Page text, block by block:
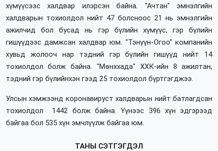
хүмүүсээс халдвар илэрсэн байна. "Ачтан" эмнэлгийн
халдварын тохиолдол нийт 47 болсноос 21 нь эмнэлгийн
ажилчид бол бусад нь гэр бүлийн хүмүүс, гэр бүлийн
гишүүдээс дамжсан халдвар юм. "Тэнүүн-Огоо" компанийн
хувьд жолооч нар тэдний гэр бүлийн гишүүд нийт 14
тохиолдол болж байна. "Мөнххада" ХХК-ийн 8 ажилтан,
тэдний гэр бүлийнхэн гээд 25 тохиолдол бүртгэгджээ.
Улсын хэмжээнд коронавируст халдварын нийт батлагдсан
тохиолдол 1442 болж байна. Үүнээс 396 хүн эдгэрээд
байгаа бол 535 хүн эмчлүүлж байгаа юм.
ТАНЫ СЭТГЭГДЭЛ